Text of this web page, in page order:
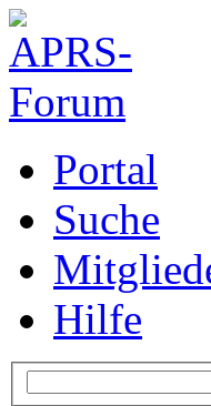
Portal
Suche
Hilfe